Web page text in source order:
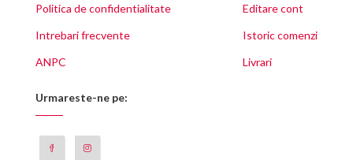
Politica de confidentialitate
Intrebari frecvente
ANPC
Editare cont
Istoric comenzi
Livrari
Urmareste-ne pe: